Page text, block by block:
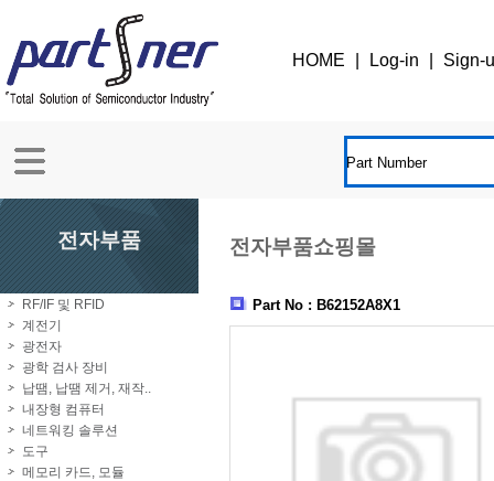
HOME Log-in Sign-
전자부품
RF/IF 및 RFID
계전기
광전자
광학 검사 장비
납땜, 납땜 제거, 재작..
내장형 컴퓨터
네트워킹 솔루션
도구
메모리 카드, 모듈
전자부품쇼핑몰
Part No : B62152A8X1